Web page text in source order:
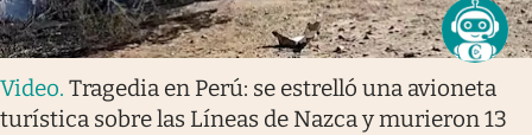
Video. Tragedia en Perú: se estrelló una avioneta
turística sobre las Líneas de Nazca y murieron 13